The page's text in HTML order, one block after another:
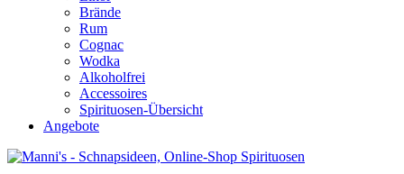
Brände
Rum
Cognac
Wodka
Alkoholfrei
Accessoires
Spirituosen-Übersicht
Angebote